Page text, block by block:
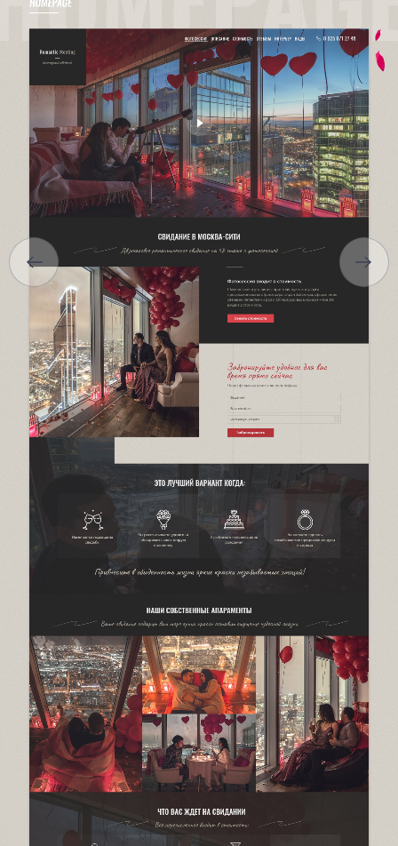
ГЛАВНАЯ
О НАС
УСЛУГИ
ПОРТФОЛИО
БРИФЫ
КАРЬЕРА
БЛОГ
КОНТАКТЫ